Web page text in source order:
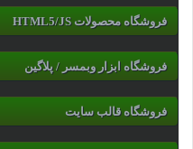
فروشگاه محصولات HTML5/JS
فروشگاه ابزار وبمسر / پلاگین
فروشگاه قالب سایت